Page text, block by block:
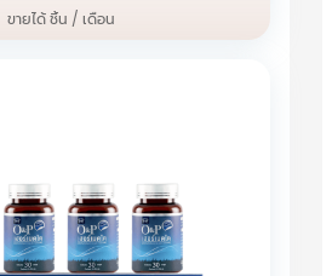
price
price
ขายได้ ชิ้น / เดือน